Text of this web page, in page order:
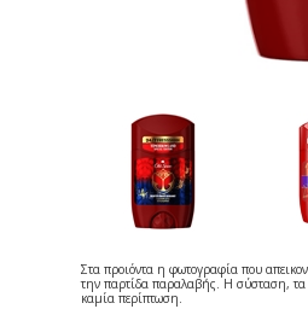
Στα προιόντα η φωτογραφία που
την παρτίδα παραλαβής. Η σύσταση, τα
καμία περίπτωση.